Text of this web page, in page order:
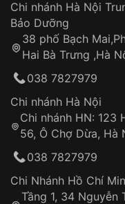
Áp dụng cho
Thời gian tính
công
Hotline: 0585 215
Từ khóa SEO:
Dây đeo
Sản phẩm đã
Tự ý sửa
thống
Đảm bảo
Đồng hành
trình sử dụng
Chi nhánh Hà Nội
Bảo Dưỡng
38 phố Bạch
Hai Bà Trưng ,Hà
038 7827979
Chi nhánh Hà Nội
Chi nhánh HN: 123
56, Ô Chợ Dừa, Hà
038 7827979
Chi Nhánh Hồ Chí
Tầng 1, 34 Nguyễn